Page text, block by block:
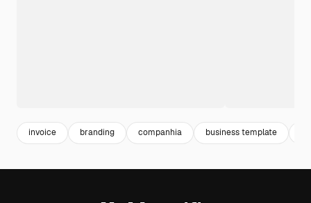
invoice branding companhia business template